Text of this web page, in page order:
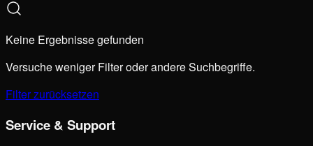
Keine Ergebnisse gefunden
Versuche weniger Filter oder andere Suchbegriffe.
Filter zurücksetzen
Service & Support